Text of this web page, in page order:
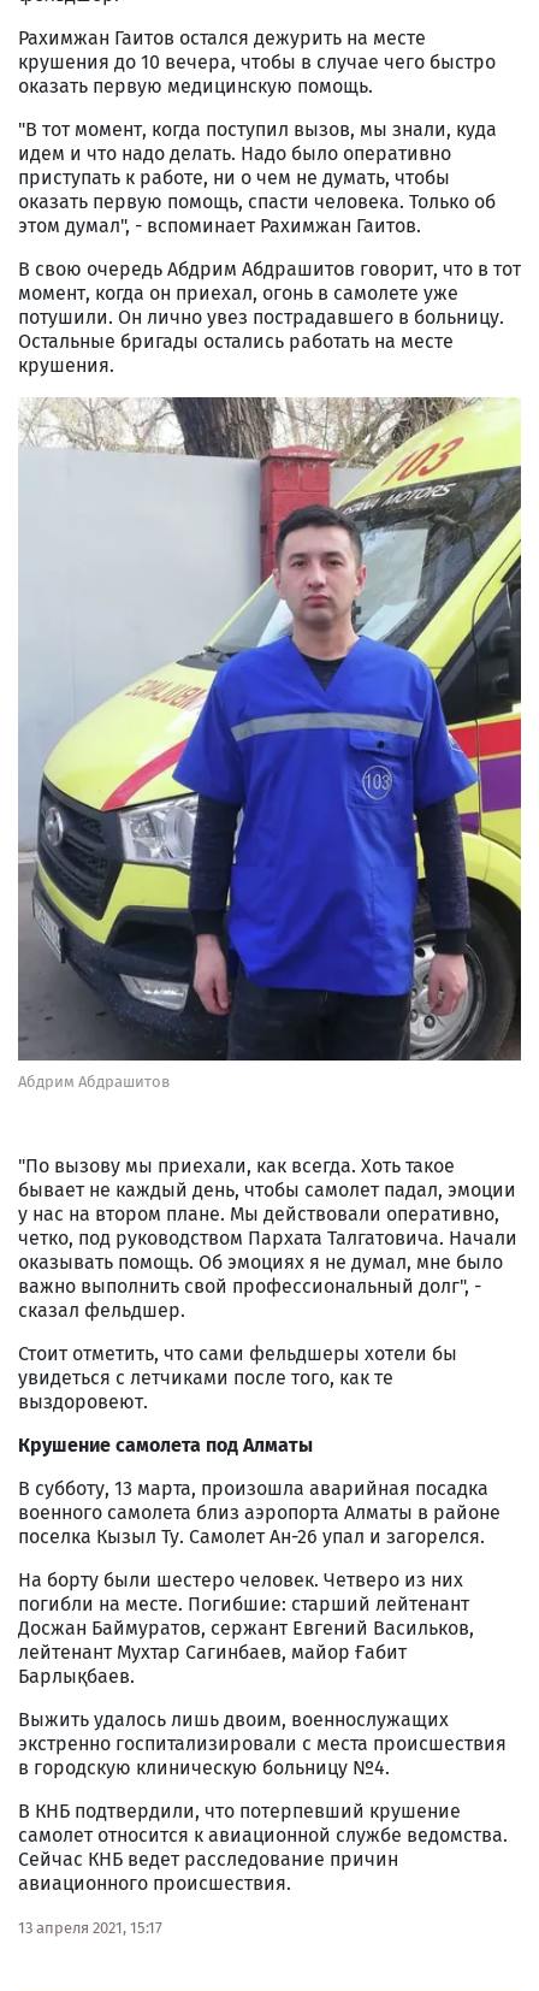
Рахимжан Гаитов остался дежурить на месте
крушения до 10 вечера, чтобы в случае чего быстро
оказать первую медицинскую помощь.
"В тот момент, когда поступил вызов, мы знали, куда
идем и что надо делать. Надо было оперативно
приступать к работе, ни о чем не думать, чтобы
оказать первую помощь, спасти человека. Только об
этом думал", - вспоминает Рахимжан Гаитов.
В свою очередь Абдрим Абдрашитов говорит, что в тот
момент, когда он приехал, огонь в самолете уже
потушили. Он лично увез пострадавшего в больницу.
Остальные бригады остались работать на месте
крушения.
Абдрим Абдрашитов
"По вызову мы приехали, как всегда. Хоть такое
бывает не каждый день, чтобы самолет падал, эмоции
у нас на втором плане. Мы действовали оперативно,
четко, под руководством Пархата Талгатовича. Начали
оказывать помощь. Об эмоциях я не думал, мне было
важно выполнить свой профессиональный долг", -
сказал фельдшер.
Стоит отметить, что сами фельдшеры хотели бы
увидеться с летчиками после того, как те
выздоровеют.
Крушение самолета под Алматы
В субботу, 13 марта, произошла аварийная посадка
военного самолета близ аэропорта Алматы в районе
поселка Кызыл Ту. Самолет Ан-26 упал и загорелся.
На борту были шестеро человек. Четверо из них
погибли на месте. Погибшие: старший лейтенант
Досжан Баймуратов, сержант Евгений Васильков,
лейтенант Мухтар Сагинбаев, майор Ғабит
Барлықбаев.
Выжить удалось лишь двоим, военнослужащих
экстренно госпитализировали с места происшествия
в городскую клиническую больницу №4.
В КНБ подтвердили, что потерпевший крушение
самолет относится к авиационной службе ведомства.
Сейчас КНБ ведет расследование причин
авиационного происшествия.
13 апреля 2021, 15:17